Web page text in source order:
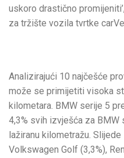
uskoro drastično
za tržište vozila tvrtke
Analizirajući 10 najčešće
može se primijetiti visoka
kilometara. BMW serije 5
4,3% svih izvješća za BMW
lažiranu kilometražu. Slijede
Volkswagen Golf (3,3%),